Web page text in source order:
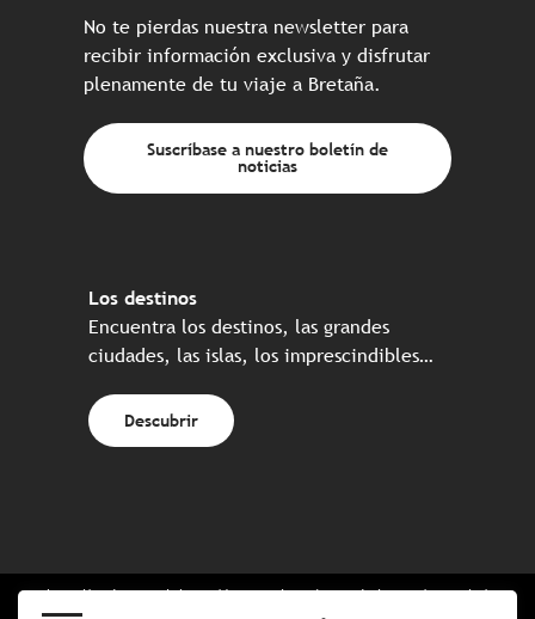
No te pierdas nuestra newsletter para
recibir información exclusiva y disfrutar
plenamente de tu viaje a Bretaña.
Suscríbase a nuestro boletín de
noticias
Los destinos
Encuentra los destinos, las grandes
ciudades, las islas, los imprescindibles…
Descubrir
Web realizada en colaboración con el conjunto de los socios turísticos